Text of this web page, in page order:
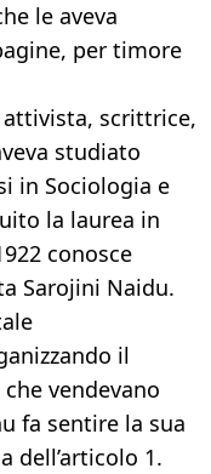
le aveva
per timore
attivista, scrittrice,
studiato
in Sociologia e
la laurea in
conosce
Sarojini Naidu.
il
vendevano
fa sentire la sua
dell’articolo 1.